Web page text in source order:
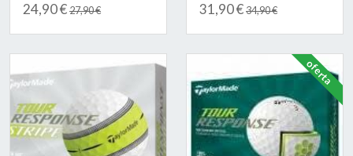
24,90 €27,90 € 31,90 €34,90 €
oferta